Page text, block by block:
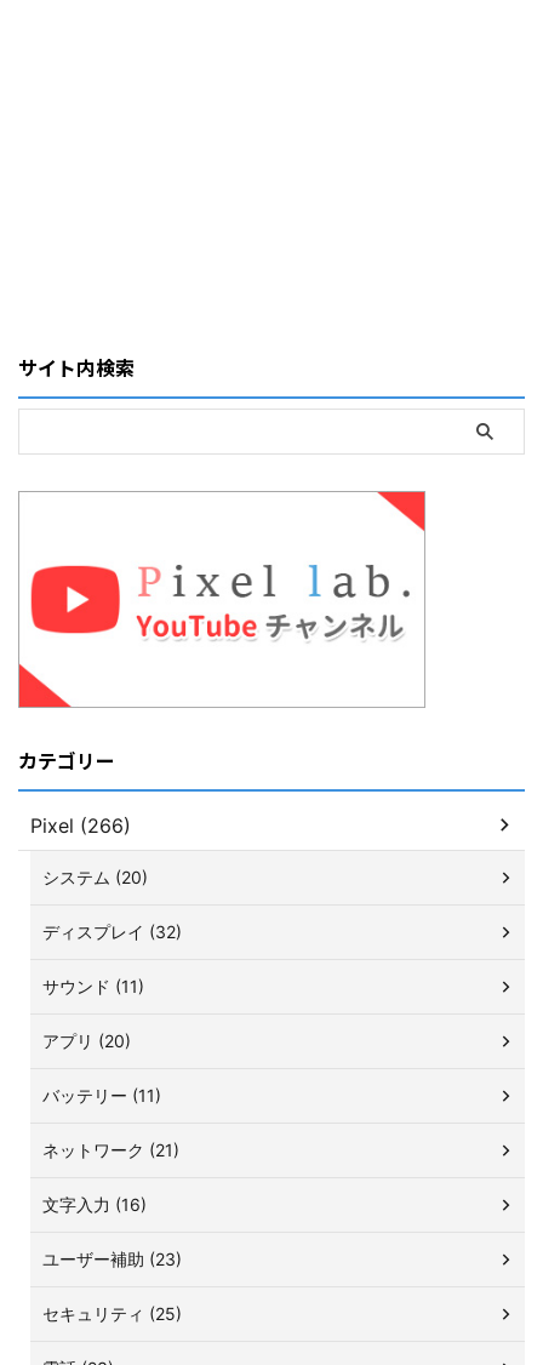
サイト内検索
カテゴリー
Pixel (266)
システム (20)
ディスプレイ (32)
サウンド (11)
アプリ (20)
バッテリー (11)
ネットワーク (21)
文字入力 (16)
ユーザー補助 (23)
セキュリティ (25)